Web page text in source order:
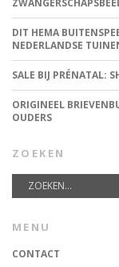
DIT HEMA
NEDERLANDSE
SALE BIJ PRÉNATAL:
ORIGINEEL
OUDERS
ZOEKEN
MENU
CONTACT